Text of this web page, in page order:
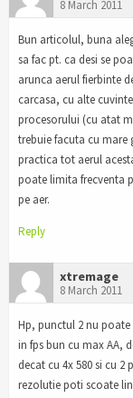
8 March 2011
Bun articolul, buna
sa fac pt. ca desi se
arunca aerul fierbinte
carcasa, cu alte
procesorului (cu atat
trebuie facuta cu mare
practica tot aerul
poate limita frecventa
pe aer.
Reply
xtremage
8 March 2011
Hp, punctul 2 nu
in fps bun cu max AA,
decat cu 4x 580 si cu
rezolutie poti scoate